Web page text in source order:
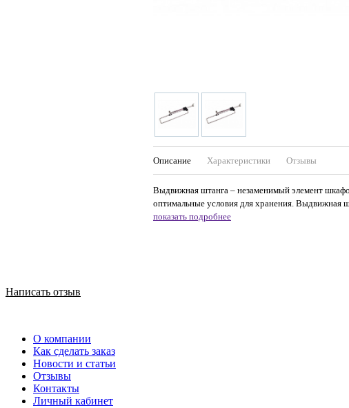
Описание Характеристики Отзывы
Выдвижная штанга – незаменимый элемент
оптимальные условия для хранения. Выдвижная
показать подробнее
Написать отзыв
О компании
Как сделать заказ
Новости и статьи
Отзывы
Контакты
Личный кабинет